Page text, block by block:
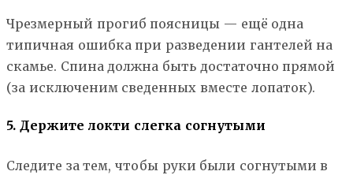
Чрезмерный прогиб поясницы — ещё одна
типичная ошибка при разведении гантелей на
скамье. Спина должна быть достаточно прямой
(за исключеним сведенных вместе лопаток).
5. Держите локти слегка согнутыми
Следите за тем, чтобы руки были согнутыми в